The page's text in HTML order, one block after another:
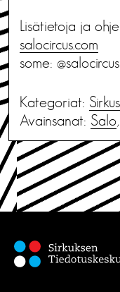
Lisätietoja ja
salocircus.com
some: @salocircus
Kategoriat:
Avainsanat: Salo,